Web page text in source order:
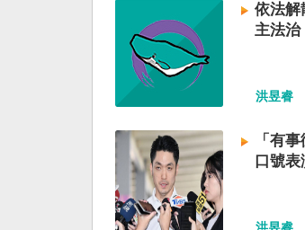
依法解
主法治
洪昱睿
「有
口號表